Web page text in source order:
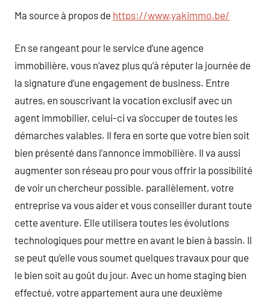
Ma source à propos de https://www.yakimmo.be/
En se rangeant pour le service d’une agence
immobilière, vous n’avez plus qu’à réputer la journée de
la signature d’une engagement de business. Entre
autres, en souscrivant la vocation exclusif avec un
agent immobilier, celui-ci va s’occuper de toutes les
démarches valables. Il fera en sorte que votre bien soit
bien présenté dans l’annonce immobilière. Il va aussi
augmenter son réseau pro pour vous offrir la possibilité
de voir un chercheur possible. parallèlement, votre
entreprise va vous aider et vous conseiller durant toute
cette aventure. Elle utilisera toutes les évolutions
technologiques pour mettre en avant le bien à bassin. Il
se peut qu’elle vous soumet quelques travaux pour que
le bien soit au goût du jour. Avec un home staging bien
effectué, votre appartement aura une deuxième